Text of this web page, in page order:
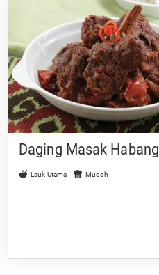
Daging Masak Habang
Lauk Utama Mudah